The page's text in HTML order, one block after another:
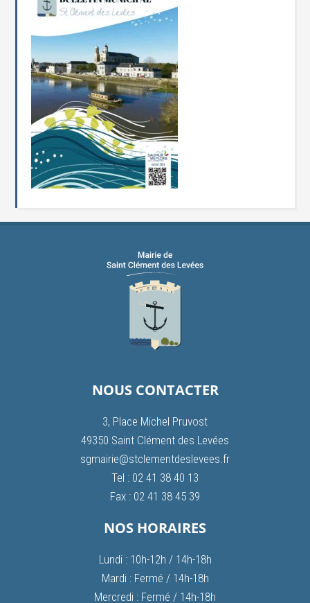
NOUS CONTACTER
3, Place Michel Pruvost
49350 Saint Clément des Levées
sgmairie@stclementdeslevees.fr
Tel : 02 41 38 40 13
Fax : 02 41 38 45 39
NOS HORAIRES
Lundi : 10h-12h / 14h-18h
Mardi : Fermé / 14h-18h
Mercredi : Fermé / 14h-18h